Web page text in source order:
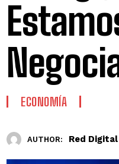
ECONOMÍA
AUTHOR: Red Digital